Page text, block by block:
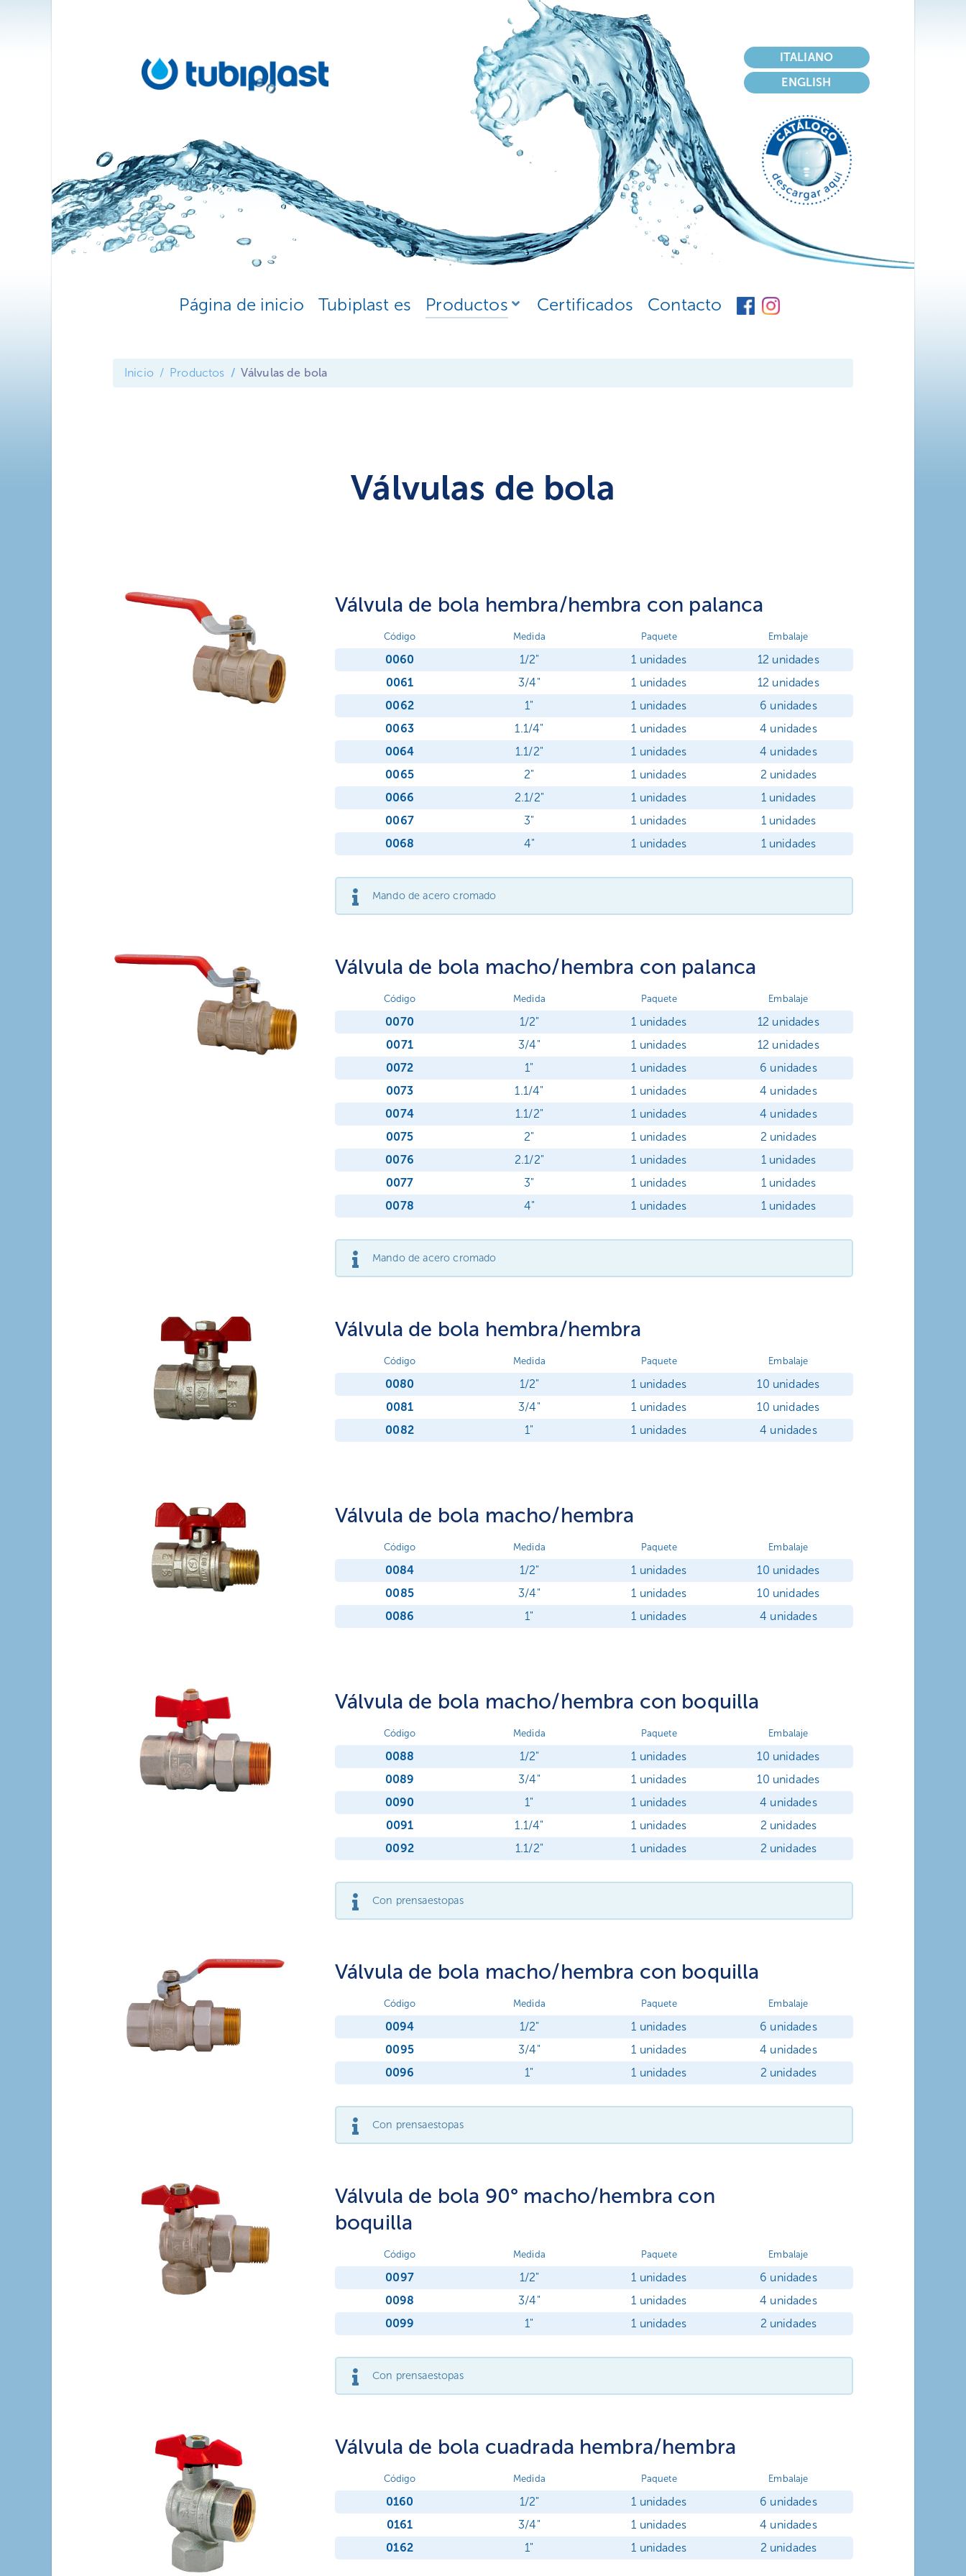
Seleccione su idioma
ITALIANO
ENGLISH
Página de inicio Tubiplast es Productos Certificados Contacto
Inicio Productos Válvulas de bola
Válvulas de bola
Válvula de bola hembra/hembra con palanca
Código Medida Paquete Embalaje
0060 1/2" 1 unidades
12 unidades
0061
3/4" 1 unidades
12 unidades
0062
1" 1 unidades
6 unidades
0063
1.1/4" 1 unidades
4 unidades
0064
1.1/2" 1 unidades
4 unidades
0065
2" 1 unidades
2 unidades
0066
2.1/2" 1 unidades
1 unidades
0067
3" 1 unidades
1 unidades
0068
4" 1 unidades 1 unidades
Mando de acero cromado
Válvula de bola macho/hembra con palanca
Código Medida Paquete Embalaje
0070 1/2" 1 unidades
12 unidades
0071
3/4" 1 unidades
12 unidades
0072
1" 1 unidades
6 unidades
0073
1.1/4" 1 unidades
4 unidades
0074
1.1/2" 1 unidades
4 unidades
0075
2" 1 unidades
2 unidades
0076
2.1/2" 1 unidades
1 unidades
0077
3" 1 unidades
1 unidades
0078
4" 1 unidades 1 unidades
Mando de acero cromado
Válvula de bola hembra/hembra
Código Medida Paquete Embalaje
0080 1/2" 1 unidades
10 unidades
0081
3/4" 1 unidades
10 unidades
0082
1" 1 unidades 4 unidades
Válvula de bola macho/hembra
Código Medida Paquete Embalaje
0084 1/2" 1 unidades
10 unidades
0085
3/4" 1 unidades
10 unidades
0086
1" 1 unidades 4 unidades
Válvula de bola macho/hembra con boquilla
Código Medida Paquete Embalaje
0088 1/2" 1 unidades
10 unidades
0089
3/4" 1 unidades
10 unidades
0090
1" 1 unidades
4 unidades
0091
1.1/4" 1 unidades
2 unidades
0092
1.1/2" 1 unidades 2 unidades
Con prensaestopas
Válvula de bola macho/hembra con boquilla
Código Medida Paquete Embalaje
0094 1/2" 1 unidades
6 unidades
0095
3/4" 1 unidades
4 unidades
0096
1" 1 unidades 2 unidades
Con prensaestopas
Válvula de bola 90° macho/hembra con
boquilla
Código Medida Paquete Embalaje
0097 1/2" 1 unidades
6 unidades
0098
3/4" 1 unidades
4 unidades
0099
1" 1 unidades 2 unidades
Con prensaestopas
Válvula de bola cuadrada hembra/hembra
Código Medida Paquete Embalaje
0160 1/2" 1 unidades
6 unidades
0161
3/4" 1 unidades
4 unidades
0162
1" 1 unidades 2 unidades